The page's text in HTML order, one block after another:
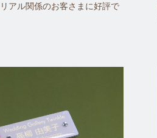
アル関係のお客さまに好評で